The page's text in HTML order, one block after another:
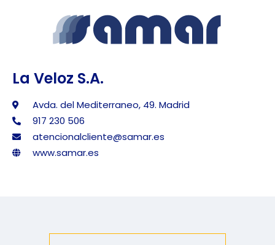
La Veloz S.A.
Avda. del Mediterraneo, 49. Madrid
917 230 506
atencionalcliente@samar.es
www.samar.es